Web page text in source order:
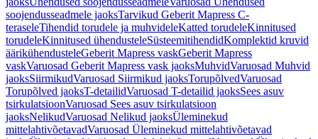
soojendusseadmele jaoksTarvikud Geberit Mapress C-
teraseleTihendid torudele ja muhvideleKatted torudeleKinnitused
torudeleKinnitused ühendusteleSüsteemitihendidKomplektid kruvid
äärikühendusteleGeberit Mapress vaskGeberit Mapress
vaskVaruosad Geberit Mapress vask jaoksMuhvidVaruosad Muhvid
jaoksSiirmikudVaruosad Siirmikud jaoksTorupõlvedVaruosad
Torupõlved jaoksT-detailidVaruosad T-detailid jaoksSees asuv
tsirkulatsioonVaruosad Sees asuv tsirkulatsioon
jaoksNelikudVaruosad Nelikud jaoksÜleminekud
mittelahtivõetavadVaruosad Üleminekud mittelahtivõetavad